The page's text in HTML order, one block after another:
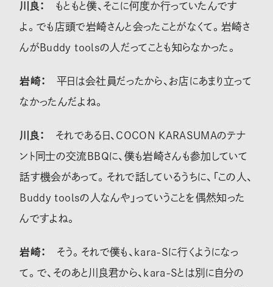
川良： もともと僕、そこに何度か行っていたんです
よ。でも店頭で岩崎さんと会ったことがなくて。岩崎さ
んがBuddy toolsの人だってことも知らなかった。
岩崎： 平日は会社員だったから、お店にあまり立って
なかったんだよね。
川良： それである日、COCON KARASUMAのテナ
ント同士の交流BBQに、僕も岩崎さんも参加していて
話す機会があって。それで話しているうちに、「この人、
Buddy toolsの人なんや」っていうことを偶然知った
んですよね。
岩崎： そう。それで僕も、kara-Sに行くようになっ
て。で、そのあと川良君から、kara-Sとは別に自分の